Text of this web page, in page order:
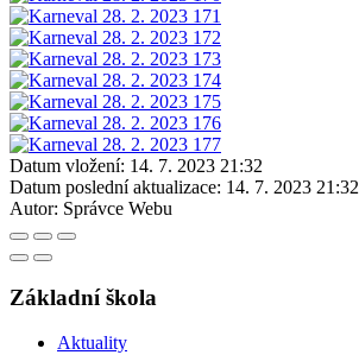
Datum vložení: 14. 7. 2023 21:32
Datum poslední aktualizace: 14. 7. 2023 21:32
Autor: Správce Webu
Základní škola
Aktuality